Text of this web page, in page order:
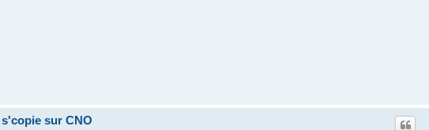
sur CNO